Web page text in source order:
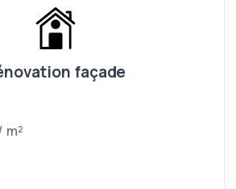
façade
m²